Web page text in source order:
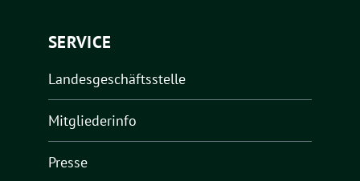
SERVICE
Landesgeschäftsstelle
Mitgliederinfo
Presse